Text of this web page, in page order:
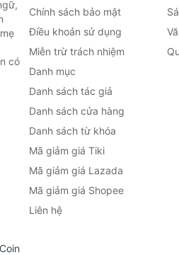
có
Chính sách bảo mật
Điều khoản sử dụng
Miễn trừ trách nhiệm
Danh mục
Danh sách tác giả
Danh sách cửa hàng
Danh sách từ khóa
Mã giảm giá Tiki
Mã giảm giá Lazada
Mã giảm giá Shopee
Liên hệ